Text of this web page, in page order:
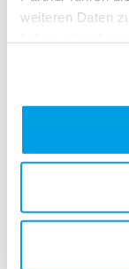
weiteren Daten